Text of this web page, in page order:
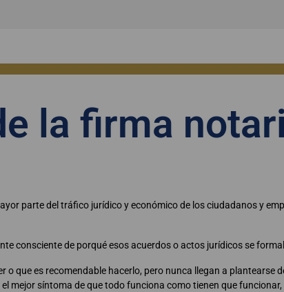
la firma
parte del tráfico jurídico y económico de los ciudadanos y
consciente de porqué esos acuerdos o actos jurídicos se
o que es recomendable hacerlo, pero nunca llegan a plantearse
mejor síntoma de que todo funciona como tienen que